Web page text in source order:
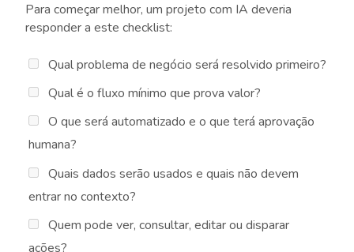
Para começar melhor, um projeto com IA deveria
responder a este checklist:
Qual problema de negócio será resolvido primeiro?
Qual é o fluxo mínimo que prova valor?
O que será automatizado e o que terá aprovação
humana?
Quais dados serão usados e quais não devem
entrar no contexto?
Quem pode ver, consultar, editar ou disparar
ações?